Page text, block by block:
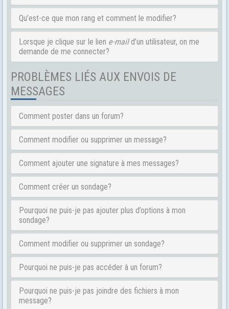
Qu’est-ce que mon rang et comment le modifier?
Lorsque je clique sur le lien e-maild’un utilisateur, on me
demande de me connecter?
PROBLÈMES LIÉS AUX ENVOIS DE
MESSAGES
Comment poster dans un forum?
Comment modifier ou supprimer un message?
Comment ajouter une signature à mes messages?
Comment créer un sondage?
Pourquoi ne puis-je pas ajouter plus d’options à mon
sondage?
Comment modifier ou supprimer un sondage?
Pourquoi ne puis-je pas accéder à un forum?
Pourquoi ne puis-je pas joindre des fichiers à mon
message?